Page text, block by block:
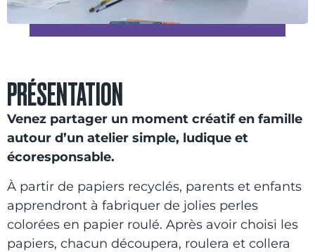
PRÉSENTATION
Venez partager un moment créatif en famille
autour d’un atelier simple, ludique et
écoresponsable.
À partir de papiers recyclés, parents et enfants
apprendront à fabriquer de jolies perles
colorées en papier roulé. Après avoir choisi les
papiers, chacun découpera, roulera et collera